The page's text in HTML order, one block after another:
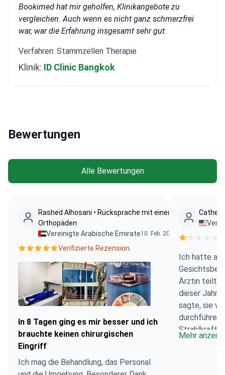
Bookimed hat mir geholfen, Klinikangebote zu
vergleichen. Auch wenn es nicht ganz schmerzfrei
war, war die Erfahrung insgesamt sehr gut.
Verfahren: Stammzellen Therapie
Klinik: ID Clinic Bangkok
Bewertungen
Alle Bewertungen
Rashed Alhosani • Rücksprache mit einem
Orthopäden
Vereinigte Arabische Emirate10. Feb. 2024
Verifizierte Rezension.
In 8 Tagen ging es mir besser und ich
brauchte keinen chirurgischen
Eingriff
Ich mag die Behandlung, das Personal
Ich hatte
Ärztin teilte
dieser
sagte, sie
Strahlkraft
würde. Es
Mehr